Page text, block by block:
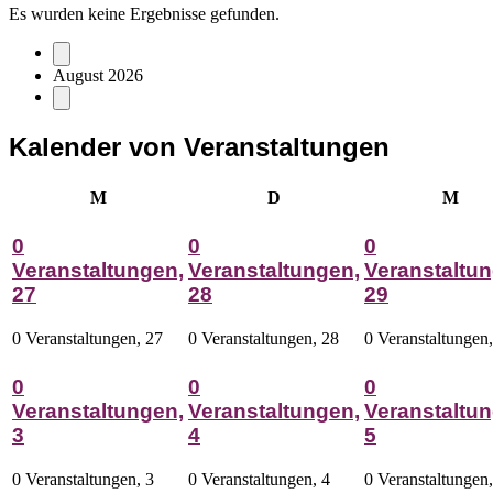
Es wurden keine Ergebnisse gefunden.
August 2026
Kalender von Veranstaltungen
MMontag D M
0
Veranstaltungen,
27
0 Veranstaltungen, 27
0
Veranstaltungen,
28
0 Veranstaltungen, 28
0
29
0
0
Veranstaltungen,
3
0 Veranstaltungen, 3
0
Veranstaltungen,
4
0 Veranstaltungen, 4
0
5
0